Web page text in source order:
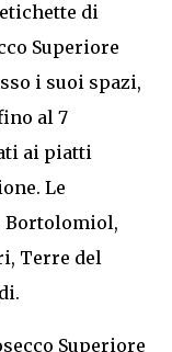
di
Superiore
i suoi spazi,
al 7
ai piatti
Le
Bortolomiol,
Terre del
Superiore